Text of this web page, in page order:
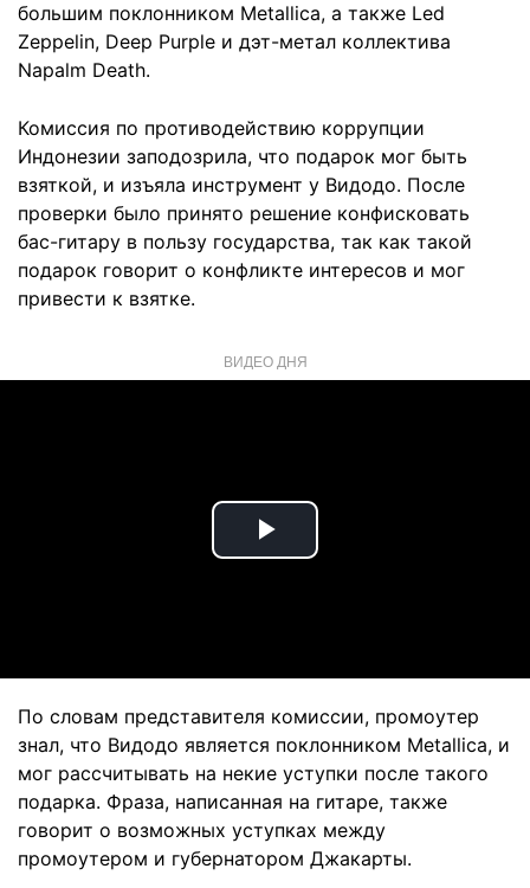
большим поклонником Metallica, а также Led
Zeppelin, Deep Purple и дэт-метал коллектива
Napalm Death.
Комиссия по противодействию коррупции
Индонезии заподозрила, что подарок мог быть
взяткой, и изъяла инструмент у Видодо. После
проверки было принято решение конфисковать
бас-гитару в пользу государства, так как такой
подарок говорит о конфликте интересов и мог
привести к взятке.
ВИДЕО ДНЯ
Play
По словам представителя комиссии, промоутер
знал, что Видодо является поклонником Metallica, и
мог рассчитывать на некие уступки после такого
подарка. Фраза, написанная на гитаре, также
говорит о возможных уступках между
промоутером и губернатором Джакарты.